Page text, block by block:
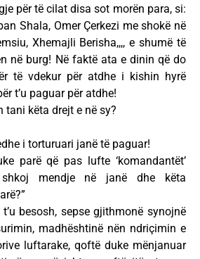
për të cilat disa sot morën para, si:
Shala, Omer Çerkezi me shokë në
Xhemajli Berisha,,,, e shumë të
në burg! Në faktë ata e dinin që do
të vdekur për atdhe i kishin hyrë
t’u paguar për atdhe!
tani këta drejt e në sy?
i torturuari janë të paguar!
parë që pas lufte ‘komandantët’
shkoj mendje në janë dhe këta
besosh, sepse gjithmonë synojnë
madhështinë nën ndriçimin e
luftarake, qoftë duke mënjanuar